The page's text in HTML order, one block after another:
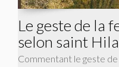
Le geste de la
selon saint
Commentant le geste